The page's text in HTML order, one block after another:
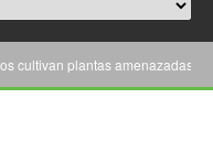
plantas amenazadas